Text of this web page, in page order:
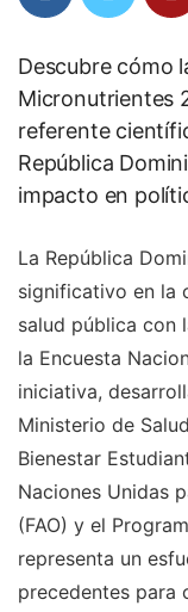
Descubre cómo
Micronutrientes
referente
República
impacto en
La República
significativo en la
salud pública con
la Encuesta
iniciativa,
Ministerio de
Bienestar
Naciones Unidas
(FAO) y el
representa un
precedentes para